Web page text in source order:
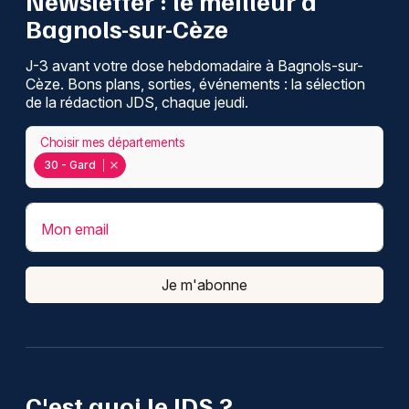
Bagnols-sur-Cèze
J-3 avant votre dose hebdomadaire à Bagnols-sur-
Cèze. Bons plans, sorties, événements : la sélection
de la rédaction JDS, chaque jeudi.
30 - Gard
Choisir mes départements
Mon email
Je m'abonne